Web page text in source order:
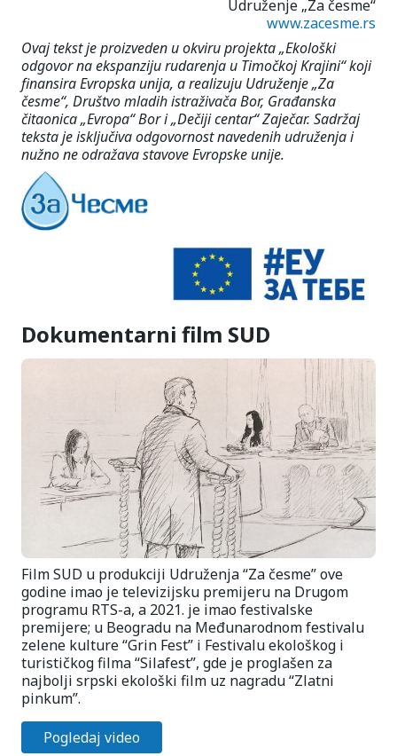
Udruženje „Za česme“
www.zacesme.rs
Ovaj tekst je proizveden u okviru projekta „Ekološki
odgovor na ekspanziju rudarenja u Timočkoj Krajini“ koji
finansira Evropska unija, a realizuju Udruženje „Za
česme“, Društvo mladih istraživača Bor, Građanska
čitaonica „Evropa“ Bor i „Dečiji centar“ Zaječar. Sadržaj
teksta je isključiva odgovornost navedenih udruženja i
nužno ne odražava stavove Evropske unije.
Dokumentarni film SUD
Film SUD u produkciji Udruženja “Za česme” ove
godine imao je televizijsku premijeru na Drugom
programu RTS-a, a 2021. je imao festivalske
premijere; u Beogradu na Međunarodnom festivalu
zelene kulture “Grin Fest” i Festivalu ekološkog i
turističkog filma “Silafest”, gde je proglašen za
najbolji srpski ekološki film uz nagradu “Zlatni
pinkum”.
Pogledaj video